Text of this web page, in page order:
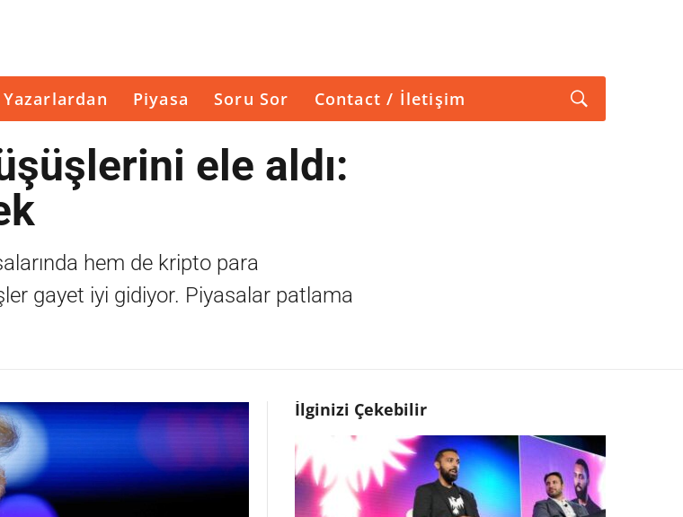
Yazarlardan Piyasa Soru Sor Contact / İletişim
ele aldı:
hem de kripto para
gayet iyi gidiyor. Piyasalar patlama
İlginizi Çekebilir